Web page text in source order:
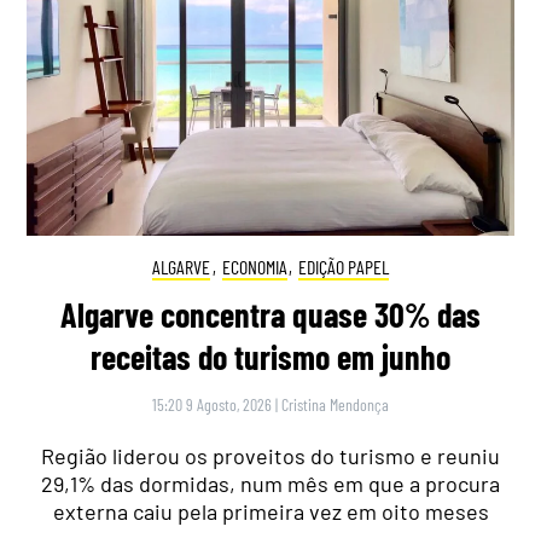
ALGARVE, ECONOMIA, EDIÇÃO PAPEL
Algarve concentra quase 30% das
receitas do turismo em junho
15:20 9 Agosto, 2026 | Cristina Mendonça
Região liderou os proveitos do turismo e reuniu
29,1% das dormidas, num mês em que a procura
externa caiu pela primeira vez em oito meses